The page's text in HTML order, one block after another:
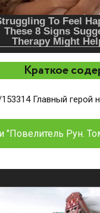
Краткое
Главный герой
"Повелитель Рун.